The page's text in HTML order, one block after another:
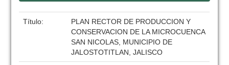
Título:
PLAN RECTOR DE PRODUCCION Y
CONSERVACION DE LA MICROCUENCA
SAN NICOLAS, MUNICIPIO DE
JALOSTOTITLAN, JALISCO